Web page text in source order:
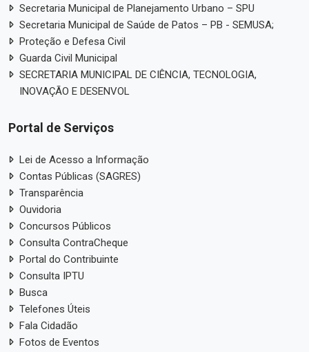
Secretaria Municipal de Planejamento Urbano – SPU
Secretaria Municipal de Saúde de Patos – PB - SEMUSA;
Proteção e Defesa Civil
Guarda Civil Municipal
SECRETARIA MUNICIPAL DE CIÊNCIA, TECNOLOGIA,
INOVAÇÃO E DESENVOL
Portal de Serviços
Lei de Acesso a Informação
Contas Públicas (SAGRES)
Transparência
Ouvidoria
Concursos Públicos
Consulta ContraCheque
Portal do Contribuinte
Consulta IPTU
Busca
Telefones Úteis
Fala Cidadão
Fotos de Eventos